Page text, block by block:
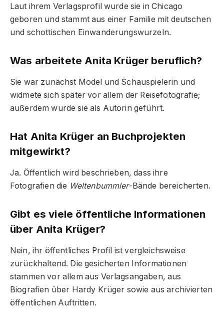
Laut ihrem Verlagsprofil wurde sie in Chicago
geboren und stammt aus einer Familie mit deutschen
und schottischen Einwanderungswurzeln.
Was arbeitete Anita Krüger beruflich?
Sie war zunächst Model und Schauspielerin und
widmete sich später vor allem der Reisefotografie;
außerdem wurde sie als Autorin geführt.
Hat Anita Krüger an Buchprojekten
mitgewirkt?
Ja. Öffentlich wird beschrieben, dass ihre
Fotografien die Weltenbummler-Bände bereicherten.
Gibt es viele öffentliche Informationen
über Anita Krüger?
Nein, ihr öffentliches Profil ist vergleichsweise
zurückhaltend. Die gesicherten Informationen
stammen vor allem aus Verlagsangaben, aus
Biografien über Hardy Krüger sowie aus archivierten
öffentlichen Auftritten.